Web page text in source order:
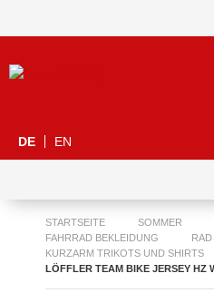
DE EN
STARTSEITE SOMMER
FAHRRAD BEKLEIDUNG
KURZARM TRIKOTS UND SHIRTS
LÖFFLER TEAM BIKE JERSEY HZ